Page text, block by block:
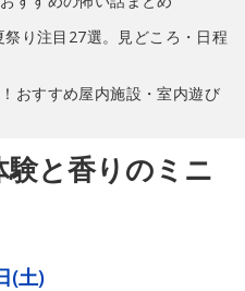
祭り注目27選。見どころ・日程
おすすめ屋内施設・室内遊び
と香りのミニ
(土)